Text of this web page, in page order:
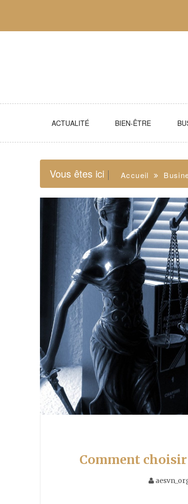
ACTUALITÉ BIEN-ÊTRE
Vous êtes ici Accueil
Comment